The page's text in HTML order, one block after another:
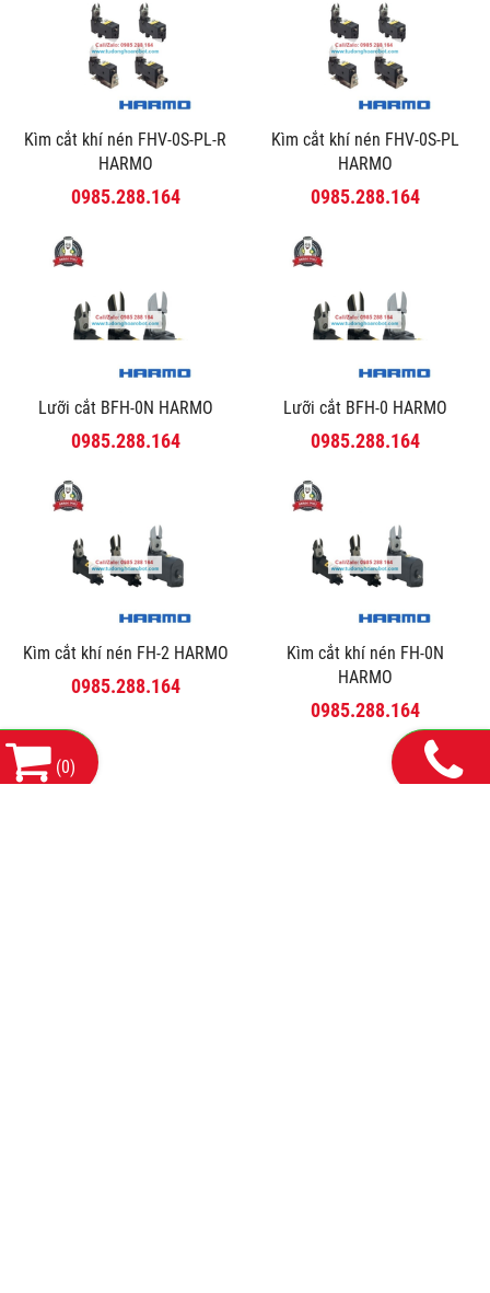
Kìm cắt khí nén FHV-0S-PL-R
HARMO
0985.288.164
Kìm cắt khí nén FHV-0S-PL
HARMO
0985.288.164
Lưỡi cắt BFH-0N HARMO
0985.288.164
Lưỡi cắt BFH-0 HARMO
0985.288.164
Kìm cắt khí nén FH-2 HARMO
0985.288.164
Kìm cắt khí nén FH-0N
HARMO
0985.288.164
(0)